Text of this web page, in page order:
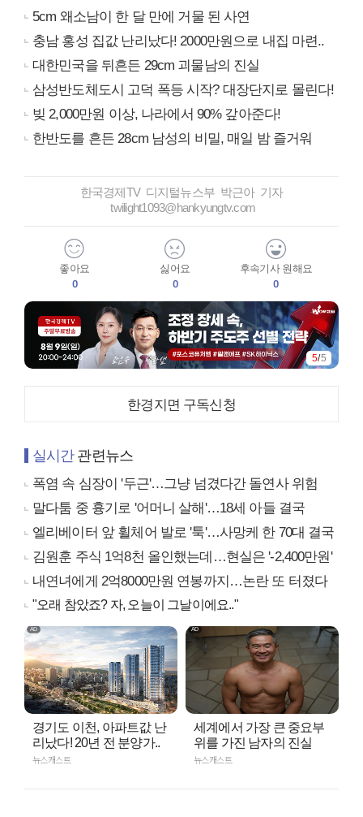
5cm 왜소남이 한 달 만에 거물 된 사연
충남 홍성 집값 난리났다! 2000만원으로 내집 마련..
대한민국을 뒤흔든 29cm 괴물남의 진실
삼성반도체도시 고덕 폭등 시작? 대장단지로 몰린다!
빚 2,000만원 이상, 나라에서 90% 갚아준다!
한반도를 흔든 28cm 남성의 비밀, 매일 밤 즐거워
한국경제TV 디지털뉴스부 박근아 기자
twilight1093@hankyungtv.com
좋아요
0
싫어요
0
후속기사 원해요
0
5/5
한경지면 구독신청
실시간관련뉴스
폭염 속 심장이 '두근'…그냥 넘겼다간 돌연사 위험
말다툼 중 흉기로 '어머니 살해'…18세 아들 결국
엘리베이터 앞 휠체어 발로 '툭'…사망케 한 70대 결국
김원훈 주식 1억8천 올인했는데…현실은 '-2,400만원'
내연녀에게 2억8000만원 연봉까지…논란 또 터졌다
"오래 참았죠? 자, 오늘이 그날이에요.."
경기도 이천, 아파트값 난
리났다! 20년 전 분양가..
뉴스캐스트
세계에서 가장 큰 중요부
위를 가진 남자의 진실
뉴스캐스트